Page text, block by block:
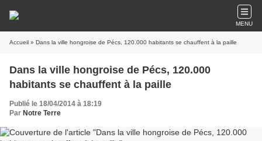
MENU
Accueil » Dans la ville hongroise de Pécs, 120.000 habitants se chauffent à la paille
Dans la ville hongroise de Pécs, 120.000
habitants se chauffent à la paille
Publié le 18/04/2014 à 18:19
Par Notre Terre